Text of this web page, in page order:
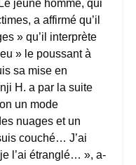
jeune homme, qui
a affirmé qu’il
» qu’il interprète
» le poussant à
sa mise en
H. a par la suite
un mode
nuages et un
couché… J’ai
l’ai étranglé… », a-